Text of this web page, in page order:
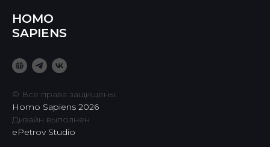
HOMO
SAPIENS
© Все права защищены.
Homo Sapiens 2026
Дизайн выполнен
ePetrov Studio